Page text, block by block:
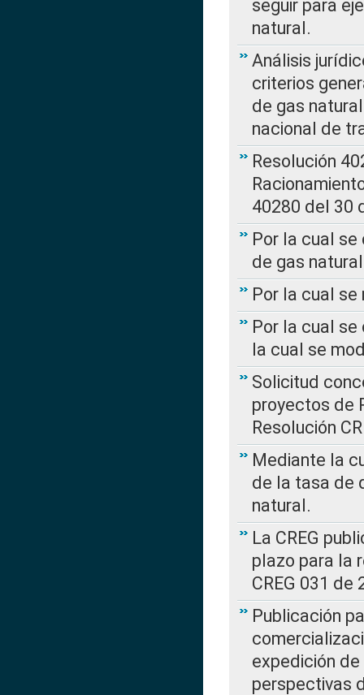
seguir para
natural.
Análisis
criterios
de gas
nacional de
Resolución
40280 del 30
Por la cual
de gas natural
Por la cual se
Por la cual se
la cual se
Solicitud
proyectos de
Resolución
Mediante la
de la tasa de
natural.
La CREG
plazo para la
CREG 031 de
Publicación
expedición de
perspectivas